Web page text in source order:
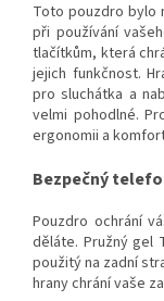
Toto pouzdro bylo
při používání
tlačítkům, která
jejich funkčnost.
pro sluchátka a
velmi pohodlné.
ergonomii a
Bezpečný
Pouzdro ochrání
děláte. Pružný gel
použitý na zadní
hrany chrání vaše